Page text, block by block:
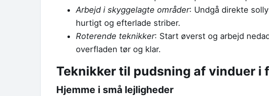
Arbejd i skyggelagte områder: Undgå direkte
hurtigt og efterlade striber.
Roterende teknikker: Start øverst og arbejd
overfladen tør og klar.
Teknikker til pudsning af vinduer i
Hjemme i små lejligheder